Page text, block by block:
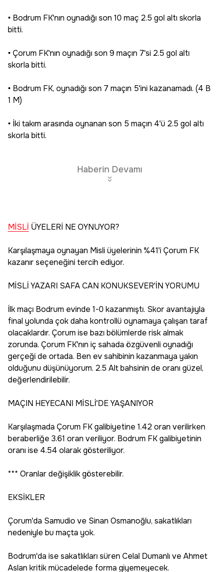
• Bodrum FK'nın oynadığı son 10 maç 2.5 gol altı skorla
bitti.
• Çorum FK'nın oynadığı son 9 maçın 7'si 2.5 gol altı
skorla bitti.
• Bodrum FK, oynadığı son 7 maçın 5'ini kazanamadı. (4 B
1 M)
• İki takım arasında oynanan son 5 maçın 4'ü 2.5 gol altı
skorla bitti.
Haberin Devamı
MİSLİ ÜYELERİ NE OYNUYOR?
Karşılaşmaya oynayan Misli üyelerinin %41'i Çorum FK
kazanır seçeneğini tercih ediyor.
MİSLİ YAZARI SAFA CAN KONUKSEVER'İN YORUMU
İlk maçı Bodrum evinde 1-0 kazanmıştı. Skor avantajıyla
final yolunda çok daha kontrollü oynamaya çalışan taraf
olacaklardır. Çorum ise bazı bölümlerde risk almak
zorunda. Çorum FK'nın iç sahada özgüvenli oynadığı
gerçeği de ortada. Ben ev sahibinin kazanmaya yakın
olduğunu düşünüyorum. 2.5 Alt bahsinin de oranı güzel,
değerlendirilebilir.
MAÇIN HEYECANI MİSLİ'DE YAŞANIYOR
Karşılaşmada Çorum FK galibiyetine 1.42 oran verilirken
beraberliğe 3.61 oran veriliyor. Bodrum FK galibiyetinin
oranı ise 4.54 olarak gösteriliyor.
*** Oranlar değişiklik gösterebilir.
EKSİKLER
Çorum'da Samudio ve Sinan Osmanoğlu, sakatlıkları
nedeniyle bu maçta yok.
Bodrum'da ise sakatlıkları süren Celal Dumanlı ve Ahmet
Aslan kritik mücadelede forma giyemeyecek.